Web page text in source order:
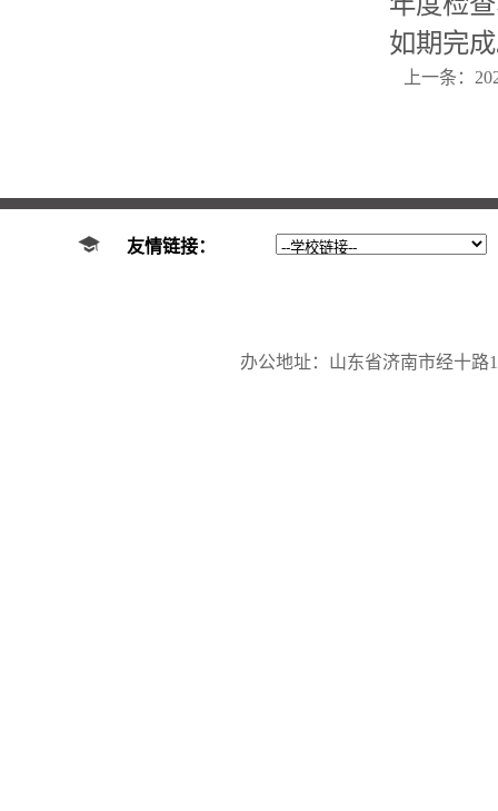
如期完
上一条：
友情链接：
办公地址：山东省济南市经十路